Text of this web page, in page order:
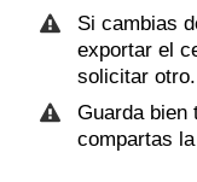
Si cambias
exportar el
solicitar otro.
Guarda bien
compartas